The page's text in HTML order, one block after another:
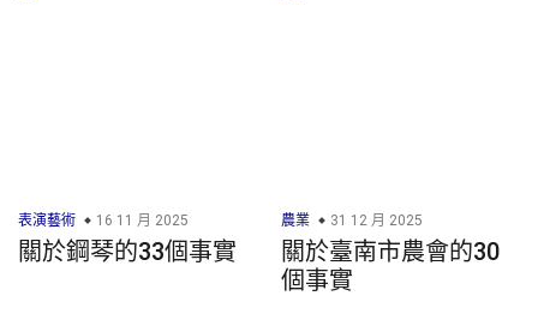
表演藝術 16 11 月 2025
關於鋼琴的33個事實
農業 31 12 月 2025
關於臺南市農會的30
個事實